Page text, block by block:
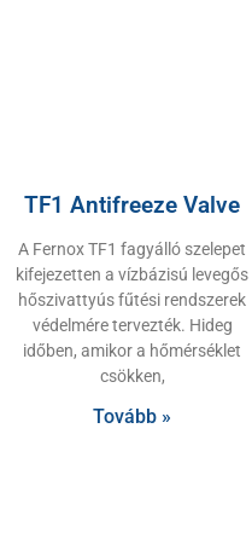
TF1 Antifreeze Valve
A Fernox TF1 fagyálló szelepet
kifejezetten a vízbázisú levegős
hőszivattyús fűtési rendszerek
védelmére tervezték. Hideg
időben, amikor a hőmérséklet
csökken,
Tovább »